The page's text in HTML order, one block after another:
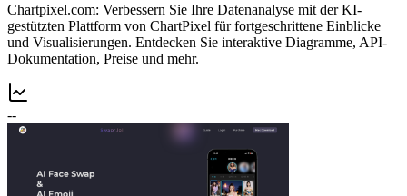
Chartpixel.com: Verbessern Sie Ihre Datenanalyse mit der KI-
gestützten Plattform von ChartPixel für fortgeschrittene Einblicke
und Visualisierungen. Entdecken Sie interaktive Diagramme, API-
Dokumentation, Preise und mehr.
--